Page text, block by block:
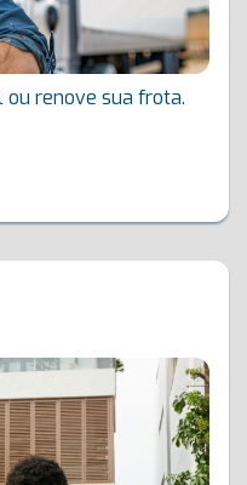
ou renove sua frota.